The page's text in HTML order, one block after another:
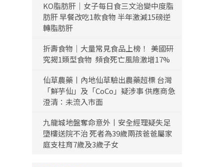
KO脂肪肝｜女子每日食三文治變中度脂
肪肝 早餐改吃1款食物 半年激減15磅逆
轉脂肪肝
折壽食物｜大量常見食品上榜！ 美國研
究揭1類型食物 頻食死亡風險激增17%
仙草農藥丨內地仙草驗出農藥超標 台灣
「鮮芋仙」及「CoCo」疑涉事 供應商急
澄清：未流入市面
九龍城地盤奪命意外丨安全經理疑失足
墮樓送院不治 死者為39歲兩孩爸爸屬家
庭支柱育7歲及3歲子女